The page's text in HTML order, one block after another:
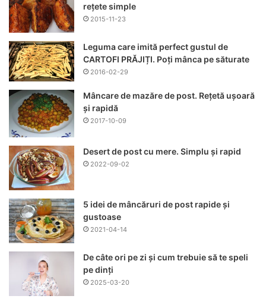
rețete simple
2015-11-23
Leguma care imită perfect gustul de
CARTOFI PRĂJIȚI. Poți mânca pe săturate
2016-02-29
Mâncare de mazăre de post. Rețetă ușoară
și rapidă
2017-10-09
Desert de post cu mere. Simplu și rapid
2022-09-02
5 idei de mâncăruri de post rapide și
gustoase
2021-04-14
De câte ori pe zi și cum trebuie să te speli
pe dinți
2025-03-20